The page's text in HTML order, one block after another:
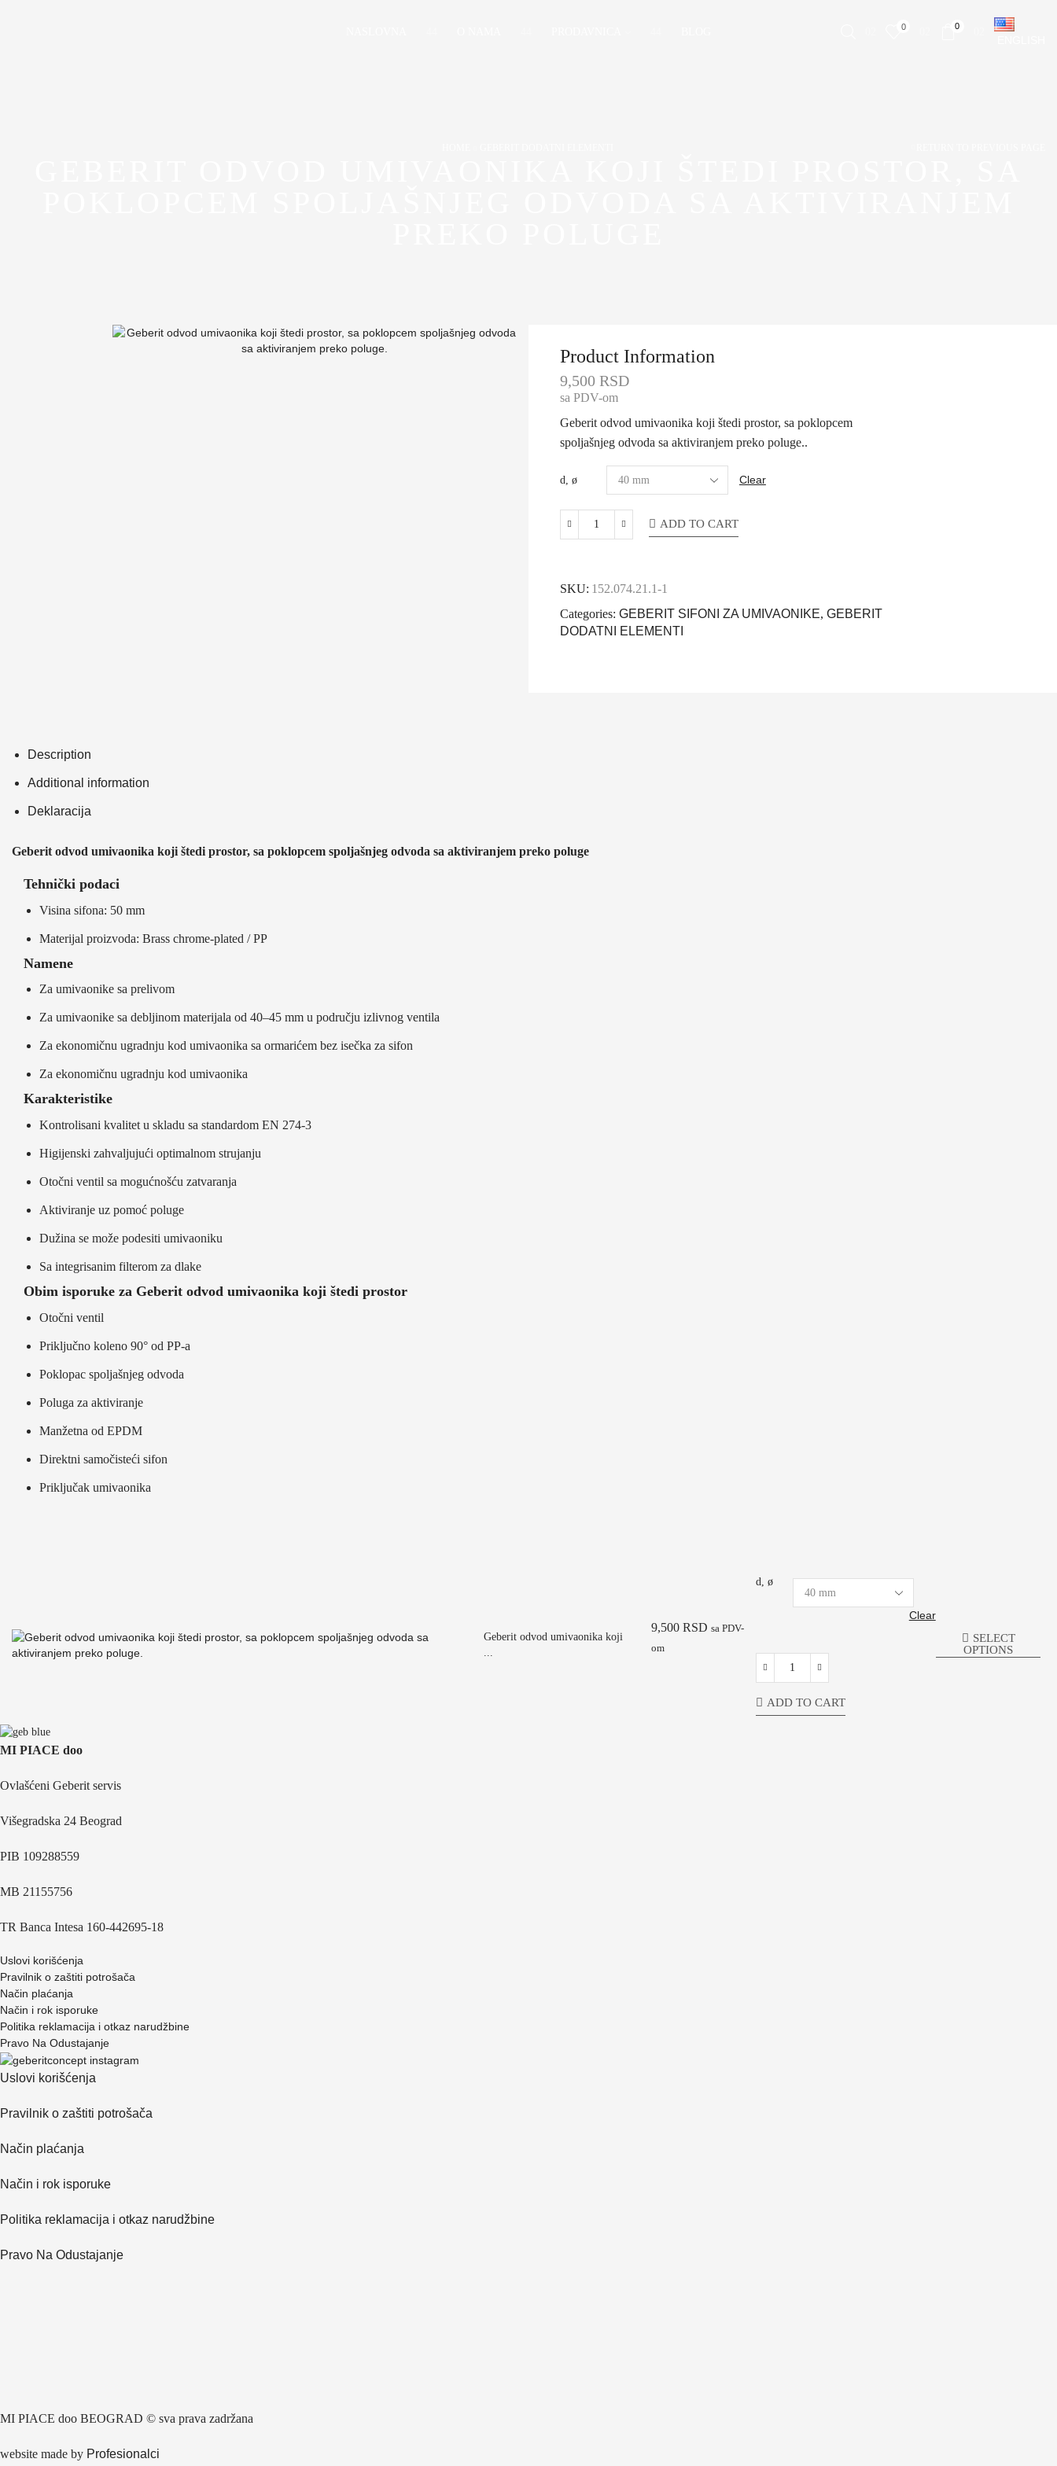
0 0
Product Information
9,500RSD
sa PDV-om
Geberit odvod umivaonika koji štedi prostor, sa poklopcem
spoljašnjeg odvoda sa aktiviranjem preko poluge..
d, ø Clear
ADD TO CART
SKU: 152.074.21.1-1
Categories:GEBERIT SIFONI ZA UMIVAONIKE,GEBERIT
DODATNI ELEMENTI
Description
Additional information
Deklaracija
Geberit odvod umivaonika koji štedi prostor, sa poklopcem spoljašnjeg odvoda sa aktiviranjem preko poluge
Tehnički podaci
Visina sifona: 50 mm
Materijal proizvoda: Brass chrome-plated / PP
Namene
Za umivaonike sa prelivom
Za umivaonike sa debljinom materijala od 40–45 mm u području izlivnog ventila
Za ekonomičnu ugradnju kod umivaonika sa ormarićem bez isečka za sifon
Za ekonomičnu ugradnju kod umivaonika
Karakteristike
Kontrolisani kvalitet u skladu sa standardom EN 274-3
Higijenski zahvaljujući optimalnom strujanju
Otočni ventil sa mogućnošću zatvaranja
Aktiviranje uz pomoć poluge
Dužina se može podesiti umivaoniku
Sa integrisanim filterom za dlake
Obim isporuke za Geberit odvod umivaonika koji štedi prostor
Otočni ventil
Priključno koleno 90° od PP-a
Poklopac spoljašnjeg odvoda
Poluga za aktiviranje
Manžetna od EPDM
Direktni samočisteći sifon
Priključak umivaonika
Geberit odvod umivaonika koji
...
9,500 RSD sa PDV-
om
d, ø
Clear
ADD TO CART
SELECT
OPTIONS
MI PIACE doo
Ovlašćeni Geberit servis
Višegradska 24 Beograd
PIB 109288559
MB 21155756
TR Banca Intesa 160-442695-18
Uslovi korišćenja
Pravilnik o zaštiti potrošača
Način plaćanja
Način i rok isporuke
Politika reklamacija i otkaz narudžbine
Pravo Na Odustajanje
Uslovi korišćenja
Pravilnik o zaštiti potrošača
Način plaćanja
Način i rok isporuke
Politika reklamacija i otkaz narudžbine
Pravo Na Odustajanje
MI PIACE doo BEOGRAD © sva prava zadržana
website made by Profesionalci